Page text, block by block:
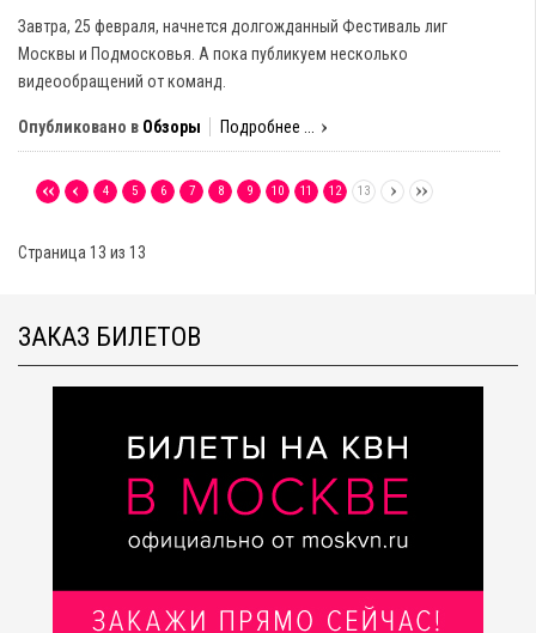
Завтра, 25 февраля, начнется долгожданный Фестиваль лиг
Москвы и Подмосковья. А пока публикуем несколько
видеообращений от команд.
Опубликовано в Обзоры Подробнее ...
4 5 6 7 8 9 10 11 12 13
Страница 13 из 13
ЗАКАЗ БИЛЕТОВ